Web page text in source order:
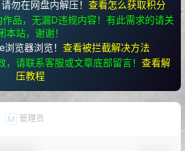
勿在网盘内解压！ 查看怎么获取积分
品，无漏D违规内容！有此需求的请关
本站，谢谢！
览器浏览！ 查看被拦截解决方法
请联系客服或文章底部留言！ 查看解
压教程
M 管理员